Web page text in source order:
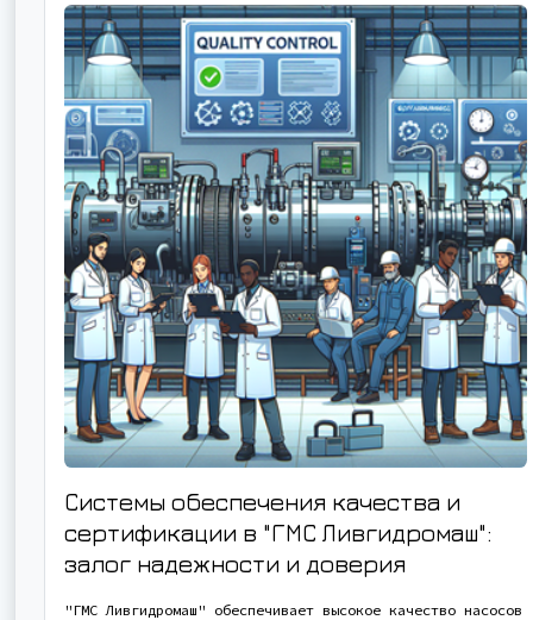
Системы обеспечения качества и
сертификации в "ГМС Ливгидромаш":
залог надежности и доверия
"ГМС Ливгидромаш" обеспечивает высокое качество насосов